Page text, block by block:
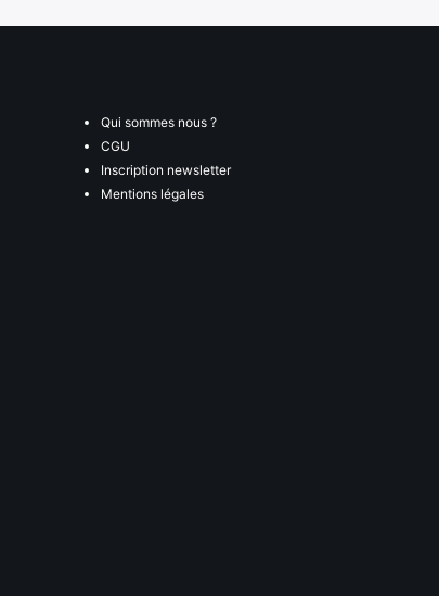
Qui sommes nous ?
CGU
Inscription newsletter
Mentions légales